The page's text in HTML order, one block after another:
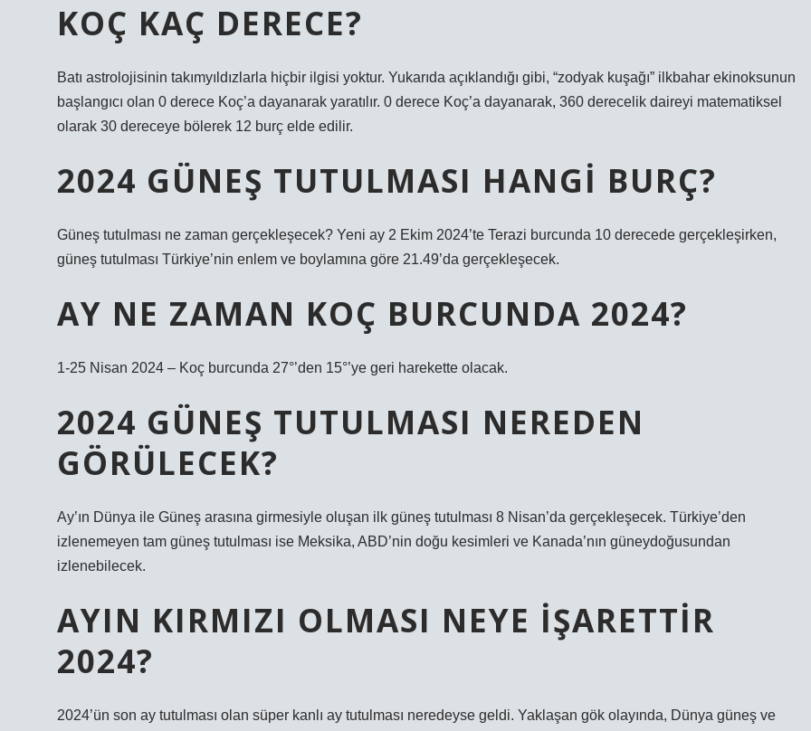
KOÇ KAÇ DERECE?
Batı astrolojisinin takımyıldızlarla hiçbir ilgisi yoktur. Yukarıda açıklandığı gibi, “zodyak kuşağı” ilkbahar ekinoksunun
başlangıcı olan 0 derece Koç’a dayanarak yaratılır. 0 derece Koç’a dayanarak, 360 derecelik daireyi matematiksel
olarak 30 dereceye bölerek 12 burç elde edilir.
2024 GÜNEŞ TUTULMASI HANGI BURÇ?
Güneş tutulması ne zaman gerçekleşecek? Yeni ay 2 Ekim 2024’te Terazi burcunda 10 derecede gerçekleşirken,
güneş tutulması Türkiye’nin enlem ve boylamına göre 21.49’da gerçekleşecek.
AY NE ZAMAN KOÇ BURCUNDA 2024?
1-25 Nisan 2024 – Koç burcunda 27°’den 15°’ye geri harekette olacak.
2024 GÜNEŞ TUTULMASI NEREDEN
GÖRÜLECEK?
Ay’ın Dünya ile Güneş arasına girmesiyle oluşan ilk güneş tutulması 8 Nisan’da gerçekleşecek. Türkiye’den
izlenemeyen tam güneş tutulması ise Meksika, ABD’nin doğu kesimleri ve Kanada’nın güneydoğusundan
izlenebilecek.
AYIN KIRMIZI OLMASI NEYE IŞARETTIR
2024?
2024’ün son ay tutulması olan süper kanlı ay tutulması neredeyse geldi. Yaklaşan gök olayında, Dünya güneş ve